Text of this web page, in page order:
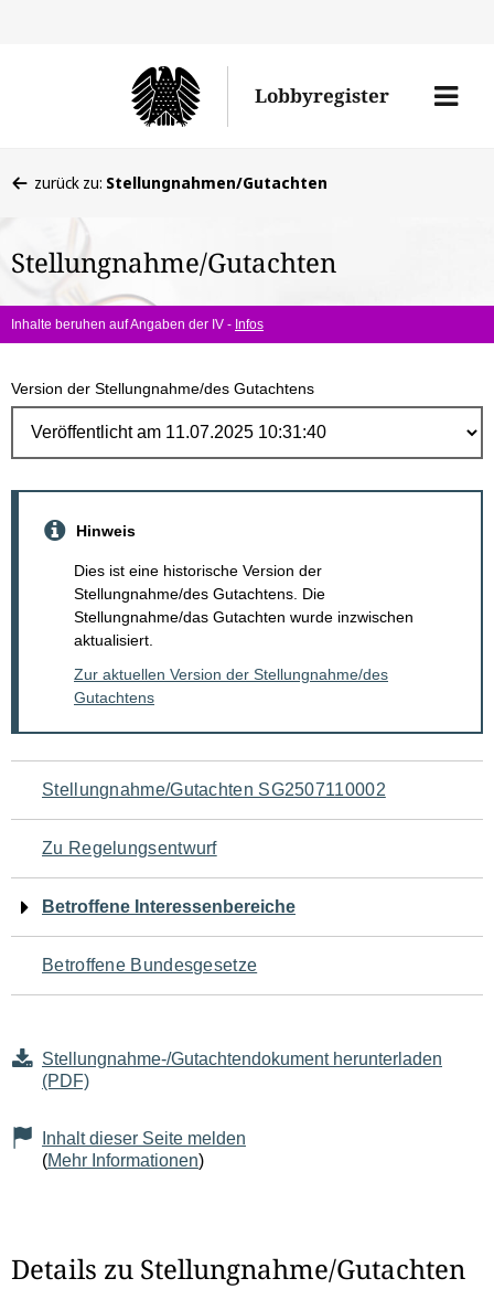
Lobbyregister
Menü
befinden
hier:
zurück zu: Stellungnahmen/Gutachten
Stellungnahme/Gutachten
Inhalte beruhen auf Angaben der IV - Infos
Version der Stellungnahme/des Gutachtens
Hinweis
Dies ist eine historische Version der
Stellungnahme/des Gutachtens. Die
Stellungnahme/das Gutachten wurde inzwischen
aktualisiert.
Zur aktuellen Version der Stellungnahme/des
Gutachtens
Navigation
für
den
Seiteninhalt
Stellungnahme/Gutachten SG2507110002
Zu Regelungsentwurf
Betroffene Interessenbereiche
Betroffene Bundesgesetze
Stellungnahme-/Gutachtendokument herunterladen
(PDF)
Inhalt dieser Seite melden
(Mehr Informationen)
Details zu Stellungnahme/Gutachten